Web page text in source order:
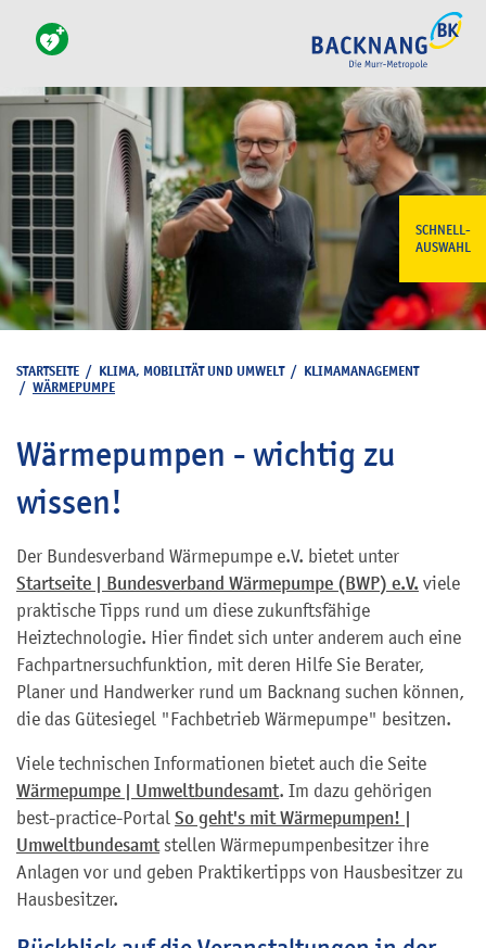
SCHNELL-
AUSWAHL
STARTSEITE / KLIMA, MOBILITÄT UND UMWELT/ KLIMAMANAGEMENT
/ WÄRMEPUMPE
Wärmepumpen - wichtig zu
wissen!
Der Bundesverband Wärmepumpe e.V. bietet unter
Startseite | Bundesverband Wärmepumpe (BWP) e.V. viele
praktische Tipps rund um diese zukunftsfähige
Heiztechnologie. Hier findet sich unter anderem auch eine
Fachpartnersuchfunktion, mit deren Hilfe Sie Berater,
Planer und Handwerker rund um Backnang suchen können,
die das Gütesiegel "Fachbetrieb Wärmepumpe" besitzen.
Viele technischen Informationen bietet auch die Seite
Wärmepumpe | Umweltbundesamt. Im dazu gehörigen
best-practice-Portal So geht's mit Wärmepumpen! |
Umweltbundesamtstellen Wärmepumpenbesitzer ihre
Anlagen vor und geben Praktikertipps von Hausbesitzer zu
Hausbesitzer.